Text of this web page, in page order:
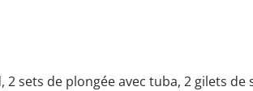
sets de plongée avec tuba, 2 gilets de